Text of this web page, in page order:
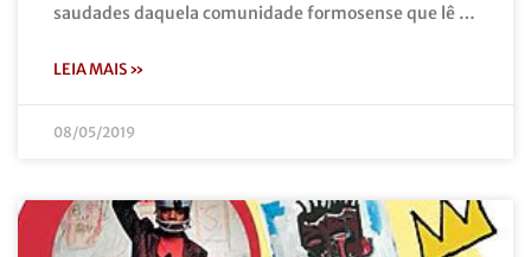
saudades daquela comunidade formosense que lê …
LEIA MAIS »
08/05/2019